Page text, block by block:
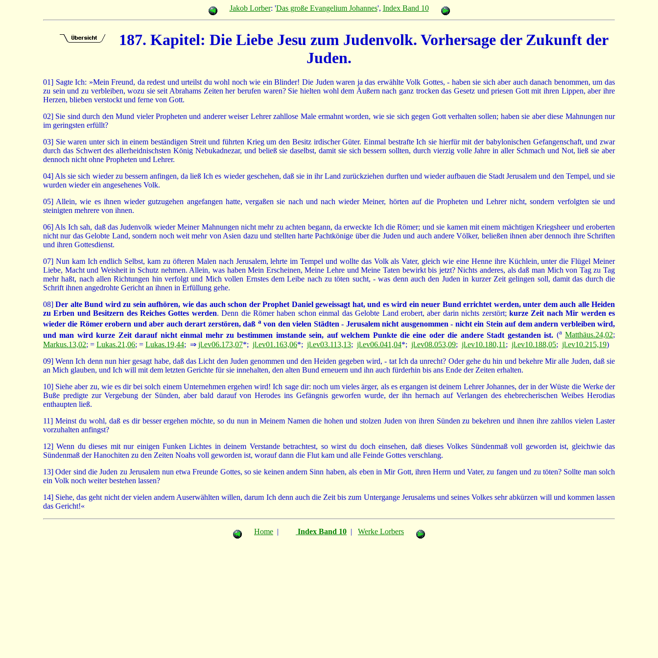
Jakob Lorber: 'Das große Evangelium Johannes', Index Band 10
187. Kapitel: Die Liebe Jesu zum Judenvolk. Vorhersage der Zukunft der
Juden.
01] Sagte Ich: »Mein Freund, da redest und urteilst du wohl noch wie ein Blinder! Die Juden waren ja das erwählte Volk Gottes, - haben sie sich aber auch danach benommen, um das
zu sein und zu verbleiben, wozu sie seit Abrahams Zeiten her berufen waren? Sie hielten wohl dem Äußern nach ganz trocken das Gesetz und priesen Gott mit ihren Lippen, aber ihre
Herzen, blieben verstockt und ferne von Gott.
02] Sie sind durch den Mund vieler Propheten und anderer weiser Lehrer zahllose Male ermahnt worden, wie sie sich gegen Gott verhalten sollen; haben sie aber diese Mahnungen nur
im geringsten erfüllt?
03] Sie waren unter sich in einem beständigen Streit und führten Krieg um den Besitz irdischer Güter. Einmal bestrafte Ich sie hierfür mit der babylonischen Gefangenschaft, und zwar
durch das Schwert des allerheidnischsten König Nebukadnezar, und beließ sie daselbst, damit sie sich bessern sollten, durch vierzig volle Jahre in aller Schmach und Not, ließ sie aber
dennoch nicht ohne Propheten und Lehrer.
04] Als sie sich wieder zu bessern anfingen, da ließ Ich es wieder geschehen, daß sie in ihr Land zurückziehen durften und wieder aufbauen die Stadt Jerusalem und den Tempel, und sie
wurden wieder ein angesehenes Volk.
05] Allein, wie es ihnen wieder gutzugehen angefangen hatte, vergaßen sie nach und nach wieder Meiner, hörten auf die Propheten und Lehrer nicht, sondern verfolgten sie und
steinigten mehrere von ihnen.
06] Als Ich sah, daß das Judenvolk wieder Meiner Mahnungen nicht mehr zu achten begann, da erweckte Ich die Römer; und sie kamen mit einem mächtigen Kriegsheer und eroberten
nicht nur das Gelobte Land, sondern noch weit mehr von Asien dazu und stellten harte Pachtkönige über die Juden und auch andere Völker, beließen ihnen aber dennoch ihre Schriften
und ihren Gottesdienst.
07] Nun kam Ich endlich Selbst, kam zu öfteren Malen nach Jerusalem, lehrte im Tempel und wollte das Volk als Vater, gleich wie eine Henne ihre Küchlein, unter die Flügel Meiner
Liebe, Macht und Weisheit in Schutz nehmen. Allein, was haben Mein Erscheinen, Meine Lehre und Meine Taten bewirkt bis jetzt? Nichts anderes, als daß man Mich von Tag zu Tag
mehr haßt, nach allen Richtungen hin verfolgt und Mich vollen Ernstes dem Leibe nach zu töten sucht, - was denn auch den Juden in kurzer Zeit gelingen soll, damit das durch die
Schrift ihnen angedrohte Gericht an ihnen in Erfüllung gehe.
08] Der alte Bund wird zu sein aufhören, wie das auch schon der Prophet Daniel geweissagt hat, und es wird ein neuer Bund errichtet werden, unter dem auch alle Heiden
zu Erben und Besitzern des Reiches Gottes werden. Denn die Römer haben schon einmal das Gelobte Land erobert, aber darin nichts zerstört; kurze Zeit nach Mir werden es
wieder die Römer erobern und aber auch derart zerstören, daß avon den vielen Städten - Jerusalem nicht ausgenommen - nicht ein Stein auf dem andern verbleiben wird,
und man wird kurze Zeit darauf nicht einmal mehr zu bestimmen imstande sein, auf welchem Punkte die eine oder die andere Stadt gestanden ist. (a Matthäus.24,02;
Markus.13,02; = Lukas.21,06; = Lukas.19,44; ⇒ jl.ev06.173,07*; jl.ev01.163,06*; jl.ev03.113,13; jl.ev06.041,04*; jl.ev08.053,09; jl.ev10.180,11 ; jl.ev10.188,05; jl.ev10.215,19)
09] Wenn Ich denn nun hier gesagt habe, daß das Licht den Juden genommen und den Heiden gegeben wird, - tat Ich da unrecht? Oder gehe du hin und bekehre Mir alle Juden, daß sie
an Mich glauben, und Ich will mit dem letzten Gerichte für sie innehalten, den alten Bund erneuern und ihn auch fürderhin bis ans Ende der Zeiten erhalten.
10] Siehe aber zu, wie es dir bei solch einem Unternehmen ergehen wird! Ich sage dir: noch um vieles ärger, als es ergangen ist deinem Lehrer Johannes, der in der Wüste die Werke der
Buße predigte zur Vergebung der Sünden, aber bald darauf von Herodes ins Gefängnis geworfen wurde, der ihn hernach auf Verlangen des ehebrecherischen Weibes Herodias
enthaupten ließ.
11] Meinst du wohl, daß es dir besser ergehen möchte, so du nun in Meinem Namen die hohen und stolzen Juden von ihren Sünden zu bekehren und ihnen ihre zahllos vielen Laster
vorzuhalten anfingst?
12] Wenn du dieses mit nur einigen Funken Lichtes in deinem Verstande betrachtest, so wirst du doch einsehen, daß dieses Volkes Sündenmaß voll geworden ist, gleichwie das
Sündenmaß der Hanochiten zu den Zeiten Noahs voll geworden ist, worauf dann die Flut kam und alle Feinde Gottes verschlang.
13] Oder sind die Juden zu Jerusalem nun etwa Freunde Gottes, so sie keinen andern Sinn haben, als eben in Mir Gott, ihren Herrn und Vater, zu fangen und zu töten? Sollte man solch
ein Volk noch weiter bestehen lassen?
14] Siehe, das geht nicht der vielen andern Auserwählten willen, darum Ich denn auch die Zeit bis zum Untergange Jerusalems und seines Volkes sehr abkürzen will und kommen lassen
das Gericht!«
Home | Index Band 10 | Werke Lorbers